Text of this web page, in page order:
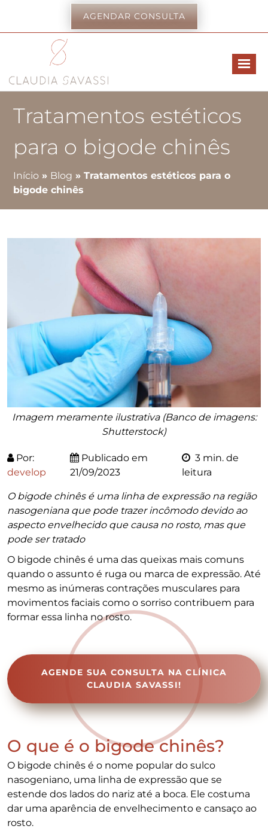
AGENDAR CONSULTA
Tratamentos estéticos
para o bigode chinês
Início » Blog » Tratamentos estéticos para o
bigode chinês
Imagem meramente ilustrativa (Banco de imagens:
Shutterstock)
Por:
develop
Publicado em
21/09/2023
3 min. de
leitura
O bigode chinês é uma linha de expressão na região
nasogeniana que pode trazer incômodo devido ao
aspecto envelhecido que causa no rosto, mas que
pode ser tratado
O bigode chinês é uma das queixas mais comuns
quando o assunto é ruga ou marca de expressão. Até
mesmo as inúmeras contrações musculares para
movimentos faciais como o sorriso contribuem para
formar essa linha no rosto.
AGENDE SUA CONSULTA NA CLÍNICA
CLAUDIA SAVASSI!
O que é o bigode chinês?
O bigode chinês é o nome popular do sulco
nasogeniano, uma linha de expressão que se
estende dos lados do nariz até a boca. Ele costuma
dar uma aparência de envelhecimento e cansaço ao
rosto.